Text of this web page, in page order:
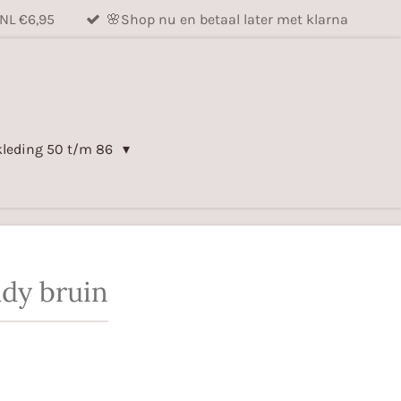
€6,95 🌸Shop nu en betaal later met klarna
50 t/m 86
bruin